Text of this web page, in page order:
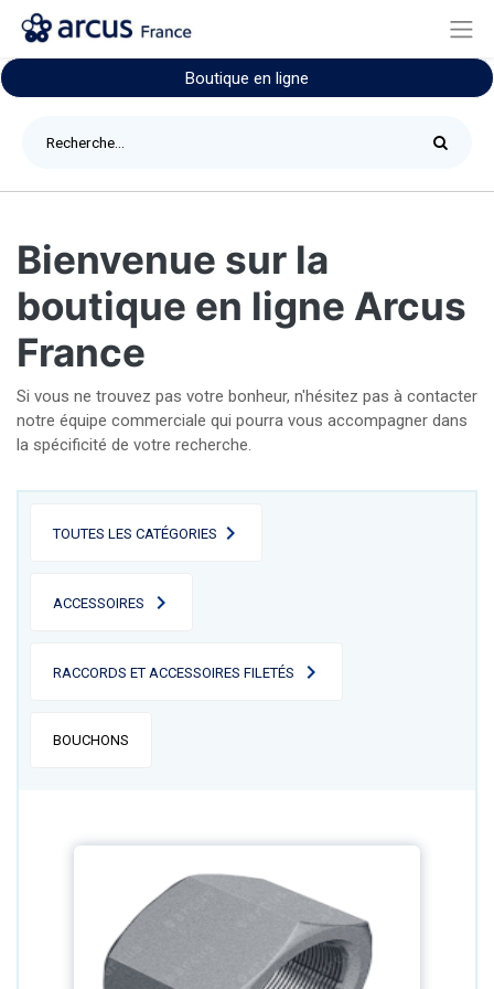
Boutique en ligne
Bienvenue sur la
boutique en ligne Arcus
France
Si vous ne trouvez pas votre bonheur, n'hésitez pas à contacter
notre équipe commerciale qui pourra vous accompagner dans
la spécificité de votre recherche.
TOUTES LES CATÉGORIES
ACCESSOIRES
RACCORDS ET ACCESSOIRES FILETÉS
BOUCHONS